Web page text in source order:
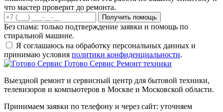
что мастер проверит до ремонта.
Получить помощь
Без спама: только подтверждение заявки и помощь по
стиральной машине.
Я соглашаюсь на обработку персональных данных и
принимаю условия политики конфиденциальности.
Готово Сервис Ремонт техники
Выездной ремонт и сервисный центр для бытовой техники,
телевизоров и компьютеров в Москве и Московской области.
Принимаем заявки по телефону и через сайт: уточняем